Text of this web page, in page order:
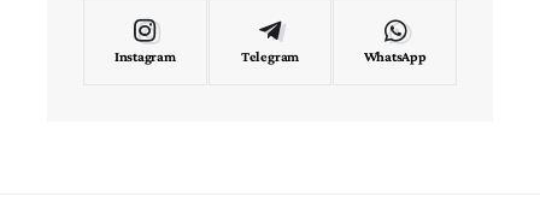
Instagram Telegram WhatsApp